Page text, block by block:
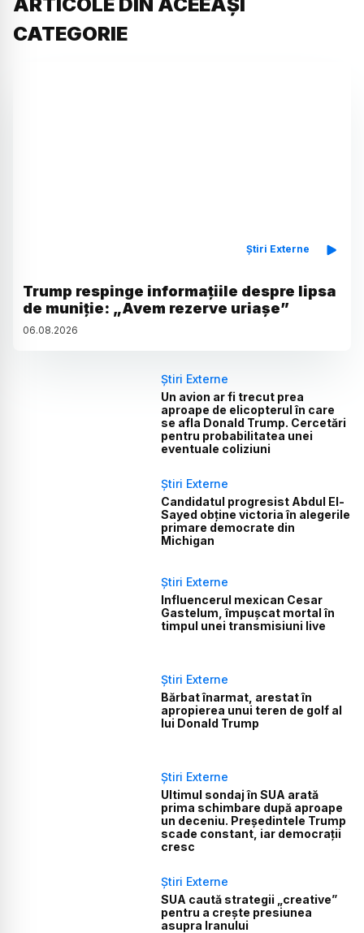
CATEGORIE
Știri Externe
Trump respinge informațiile despre lipsa
de muniție: „Avem rezerve uriașe”
06.08.2026
Știri Externe
Un avion ar fi trecut prea
aproape de elicopterul în care
se afla Donald Trump. Cercetări
pentru probabilitatea unei
eventuale coliziuni
Știri Externe
Candidatul progresist Abdul El-
Sayed obține victoria în alegerile
primare democrate din
Michigan
Știri Externe
Influencerul mexican Cesar
Gastelum, împușcat mortal în
timpul unei transmisiuni live
Știri Externe
Bărbat înarmat, arestat în
apropierea unui teren de golf al
lui Donald Trump
Știri Externe
Ultimul sondaj în SUA arată
prima schimbare după aproape
un deceniu. Președintele Trump
scade constant, iar democrații
cresc
Știri Externe
SUA caută strategii „creative”
pentru a crește presiunea
asupra Iranului